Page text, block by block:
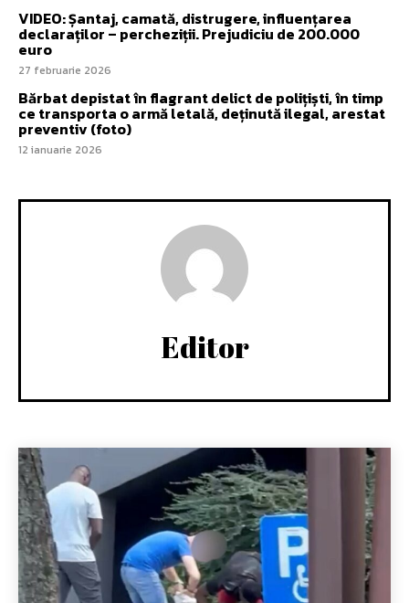
VIDEO: Șantaj, camată, distrugere, influențarea
declaraților – percheziții. Prejudiciu de 200.000
euro
27 februarie 2026
Bărbat depistat în flagrant delict de polițiști, în timp
ce transporta o armă letală, deținută ilegal, arestat
preventiv (foto)
12 ianuarie 2026
Editor